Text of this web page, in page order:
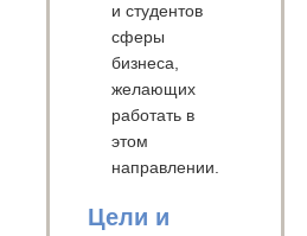
и студентов
сферы
бизнеса,
желающих
работать в
этом
направлении.
Цели и